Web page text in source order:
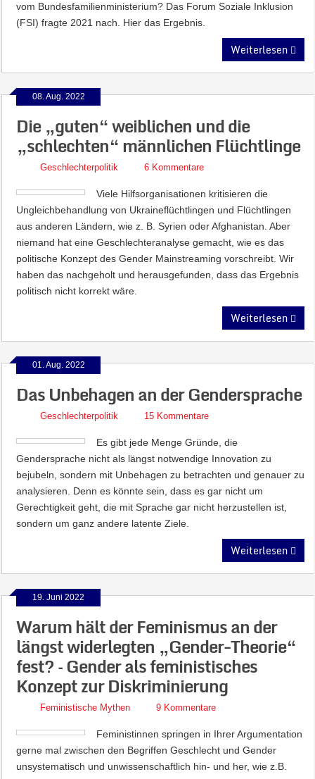
vom Bundesfamilienministerium? Das Forum Soziale Inklusion
(FSI) fragte 2021 nach. Hier das Ergebnis.
Weiterlesen
08. Aug. 2022
Die „guten“ weiblichen und die
„schlechten“ männlichen Flüchtlinge
Geschlechterpolitik 6 Kommentare
Viele Hilfsorganisationen kritisieren die
Ungleichbehandlung von Ukraineflüchtlingen und Flüchtlingen
aus anderen Ländern, wie z. B. Syrien oder Afghanistan. Aber
niemand hat eine Geschlechteranalyse gemacht, wie es das
politische Konzept des Gender Mainstreaming vorschreibt. Wir
haben das nachgeholt und herausgefunden, dass das Ergebnis
politisch nicht korrekt wäre.
Weiterlesen
01. Aug. 2022
Das Unbehagen an der Gendersprache
Geschlechterpolitik 15 Kommentare
Es gibt jede Menge Gründe, die
Gendersprache nicht als längst notwendige Innovation zu
bejubeln, sondern mit Unbehagen zu betrachten und genauer zu
analysieren. Denn es könnte sein, dass es gar nicht um
Gerechtigkeit geht, die mit Sprache gar nicht herzustellen ist,
sondern um ganz andere latente Ziele.
Weiterlesen
19. Juni 2022
Warum hält der Feminismus an der
längst widerlegten „Gender-Theorie“
fest? – Gender als feministisches
Konzept zur Diskriminierung
Feministische Mythen 9 Kommentare
Feministinnen springen in Ihrer Argumentation
gerne mal zwischen den Begriffen Geschlecht und Gender
unsystematisch und unwissenschaftlich hin- und her, wie z.B.